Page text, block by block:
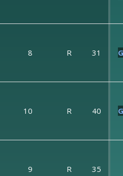
8 R 31
10 R 40
9 R 35